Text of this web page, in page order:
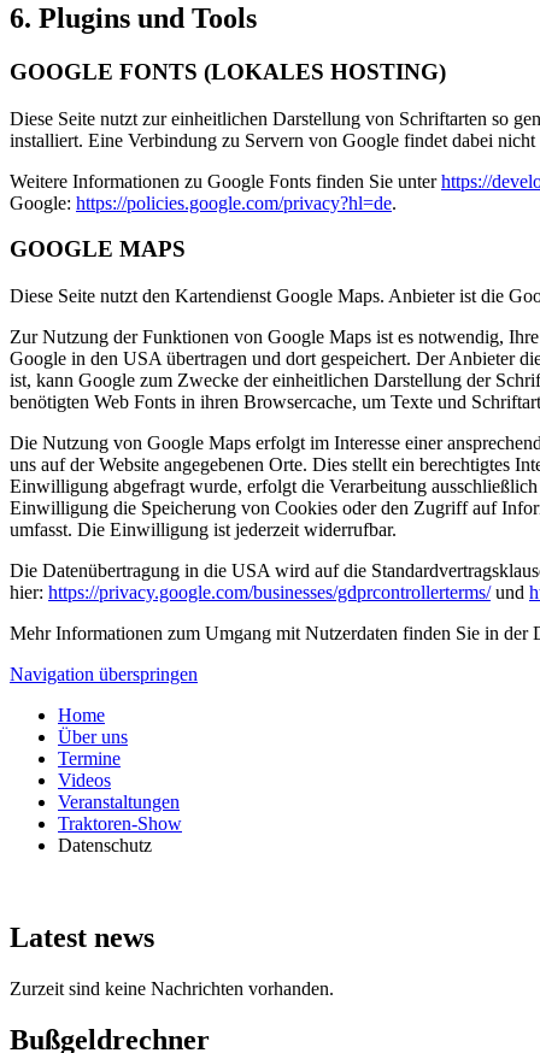
6. Plugins und Tools
GOOGLE FONTS (LOKALES HOSTING)
Diese Seite nutzt zur einheitlichen Darstellung von Schriftarten so
installiert. Eine Verbindung zu Servern von Google findet dabei nicht
Weitere Informationen zu Google Fonts finden Sie unterhttps://
Google: https://policies.google.com/privacy?hl=de.
GOOGLE MAPS
Diese Seite nutzt den Kartendienst Google Maps. Anbieter ist die
Zur Nutzung der Funktionen von Google Maps ist es notwendig,
Google in den USA übertragen und dort gespeichert. Der Anbieter
ist, kann Google zum Zwecke der einheitlichen Darstellung der
benötigten Web Fonts in ihren Browsercache, um Texte und
Die Nutzung von Google Maps erfolgt im Interesse einer
uns auf der Website angegebenen Orte. Dies stellt ein berechtigtes
Einwilligung abgefragt wurde, erfolgt die Verarbeitung
Einwilligung die Speicherung von Cookies oder den Zugriff auf
umfasst. Die Einwilligung ist jederzeit widerrufbar.
Die Datenübertragung in die USA wird auf die
hier: https://privacy.google.com/businesses/gdprcontrollerterms/und
Mehr Informationen zum Umgang mit Nutzerdaten finden Sie in der
Navigation überspringen
Home
Über uns
Termine
Videos
Veranstaltungen
Traktoren-Show
Datenschutz
Latest news
Zurzeit sind keine Nachrichten vorhanden.
Bußgeldrechner